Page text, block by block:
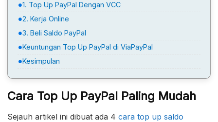
1. Top Up PayPal Dengan VCC
2. Kerja Online
3. Beli Saldo PayPal
Keuntungan Top Up PayPal di ViaPayPal
Kesimpulan
Cara Top Up PayPal Paling Mudah
Sejauh artikel ini dibuat ada 4 cara top up saldo